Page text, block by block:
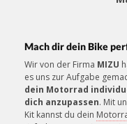
Unsere
Mach dir dein Bike
Wir von der Firma MIZU
es uns zur Aufgabe
dein Motorrad
dich anzupassen. Mit
Kit kannst du dein